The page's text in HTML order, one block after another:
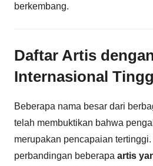
berkembang.
Daftar Artis
Internasional
Beberapa nama besar dari
telah membuktikan bahwa
merupakan pencapaian
perbandingan beberapa artis